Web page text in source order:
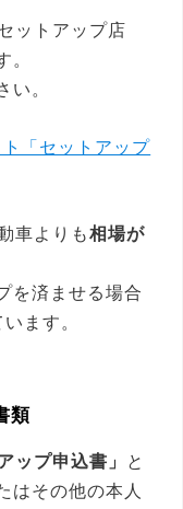
ットアップ店
。
い。
「セットアップ
車よりも相場が
を済ませる場合
ます。
類
ップ申込書」
と
はその他の本人